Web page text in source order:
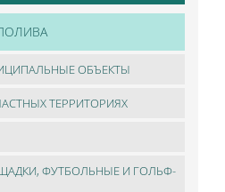
ОБЪЕКТЫ
ТЕРРИТОРИЯХ
ФУТБОЛЬНЫЕ И ГОЛЬФ-